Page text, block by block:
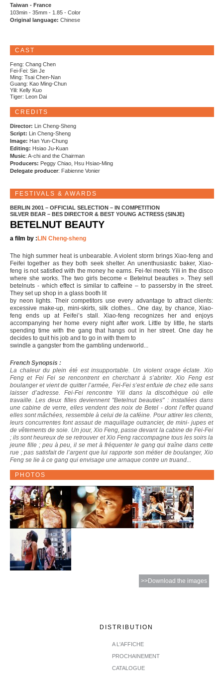
Taiwan - France
103min - 35mm - 1.85 - Color
Original language: Chinese
CAST
Feng: Chang Chen
Fei-Fei: Sin Je
Ming: Tsai Chen-Nan
Guang: Kao Ming-Chun
Yili: Kelly Kuo
Tiger: Leon Dai
CREDITS
Director: Lin Cheng-Sheng
Script: Lin Cheng-Sheng
Image: Han Yun-Chung
Editing: Hsiao Ju-Kuan
Music: A-chi and the Chairman
Producers: Peggy Chiao, Hsu Hsiao-Ming
Delegate producer: Fabienne Vonier
FESTIVALS & AWARDS
BERLIN 2001 – OFFICIAL SELECTION – IN COMPETITION
SILVER BEAR – BES DIRECTOR & BEST YOUNG ACTRESS (SINJE)
BETELNUT BEAUTY
a film by : LIN Cheng-sheng
The high summer heat is unbearable. A violent storm brings Xiao-feng and
Feifei together as they both seek shelter. An unenthusiastic baker, Xiao-
feng is not satisfied with the money he earns. Fei-fei meets Yili in the disco
where she works. The two girls become « Betelnut beauties ». They sell
betelnuts - which effect is similar to caffeine – to passersby in the street.
They set up shop in a glass booth lit
by neon lights. Their competitors use every advantage to attract clients:
excessive make-up, mini-skirts, silk clothes... One day, by chance, Xiao-
feng ends up at Feifei’s stall. Xiao-feng recognizes her and enjoys
accompanying her home every night after work. Little by little, he starts
spending time with the gang that hangs out in her street. One day he
decides to quit his job and to go in with them to
swindle a gangster from the gambling underworld...
French Synopsis :
La chaleur du plein été est insupportable. Un violent orage éclate. Xio
Feng et Fei Fei se rencontrent en cherchant à s’abriter. Xio Feng est
boulanger et vient de quitter l’armée, Fei-Fei s’est enfuie de chez elle sans
laisser d’adresse. Fei-Fei rencontre Yili dans la discothèque où elle
travaille. Les deux filles deviennent "Betelnut beauties" : installées dans
une cabine de verre, elles vendent des noix de Betel - dont l’effet quand
elles sont mâchées, ressemble à celui de la caféine. Pour attirer les clients,
leurs concurrentes font assaut de maquillage outrancier, de mini- jupes et
de vêtements de soie. Un jour, Xio Feng, passe devant la cabine de Fei-Fei
; ils sont heureux de se retrouver et Xio Feng raccompagne tous les soirs la
jeune fille ; peu à peu, il se met à fréquenter le gang qui traîne dans cette
rue ; pas satisfait de l’argent que lui rapporte son métier de boulanger, Xio
Feng se lie à ce gang qui envisage une arnaque contre un truand...
PHOTOS
>>Download the images
DISTRIBUTION
A L'AFFICHE
PROCHAINEMENT
CATALOGUE